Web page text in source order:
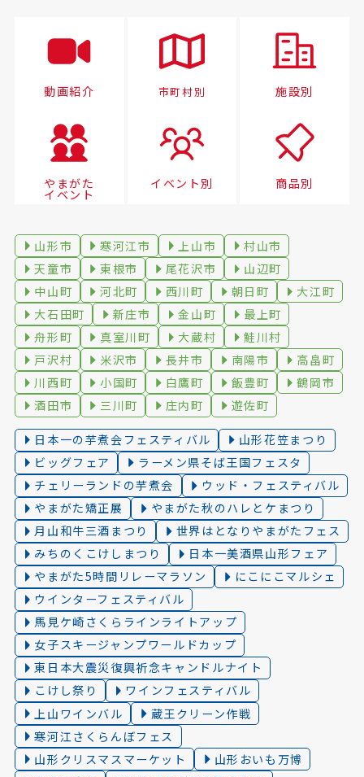
動画紹介 市町村別 施設別
やまがた
イベント
イベント別 商品別
山形市 寒河江市 上山市
村山市
天童市
東根市 尾花沢市
山辺町
中山町
河北町 西川町 朝日町
大江町
大石田町
新庄市 金山町
最上町
舟形町
真室川町 大蔵村
鮭川村
戸沢村
米沢市 長井市 南陽市
高畠町
川西町
小国町 白鷹町 飯豊町
鶴岡市
酒田市
三川町 庄内町 遊佐町
日本一の芋煮会フェスティバル
山形花笠まつり
ビッグフェア
ラーメン県そば王国フェスタ
チェリーランドの芋煮会
ウッド・フェスティバル
やまがた矯正展
やまがた秋のハレとケまつり
月山和牛三酒まつり
世界はとなりやまがたフェス
みちのくこけしまつり
日本一美酒県山形フェア
やまがた5時間リレーマラソン
にこにこマルシェ
ウインターフェスティバル
馬見ケ崎さくらラインライトアップ
女子スキージャンプワールドカップ
東日本大震災復興祈念キャンドルナイト
こけし祭り
ワインフェスティバル
上山ワインバル
蔵王クリーン作戦
寒河江さくらんぼフェス
山形クリスマスマーケット
山形おいも万博